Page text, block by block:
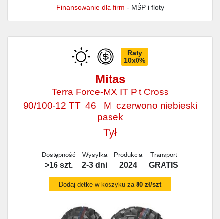
Finansowanie dla firm - MŚP i floty
Raty
10x0%
Mitas
Terra Force-MX IT Pit Cross
90/100-12 TT 46 M czerwono niebieski
pasek
Tył
Dostępność
>16 szt.
Wysyłka
2-3 dni
Produkcja
2024
Transport
GRATIS
Dodaj dętkę w koszyku za 80 zł/szt